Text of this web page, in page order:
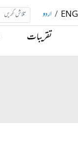
/ اردو
تقریبات